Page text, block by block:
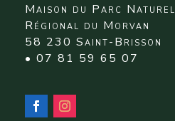
Maison du Parc Naturel
Régional du Morvan
58 230 Saint-Brisson
• 07 81 59 65 07